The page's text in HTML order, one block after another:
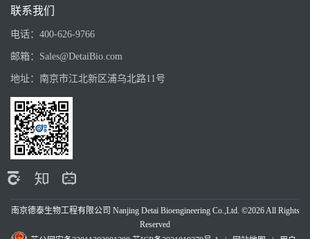
联系我们
电话： 400-626-9766
邮箱： Sales@DetaiBio.com
地址： 南京市江北新区浦乌北路11号
南京德泰生物工程有限公司 Nanjing Detai Bioengineering Co.,Ltd. ©2026 All Rights
Reserved